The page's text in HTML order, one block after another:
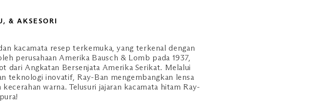
& AKSESORI
kacamata resep terkemuka, yang terkenal dengan
perusahaan Amerika Bausch & Lomb pada 1937,
dari Angkatan Bersenjata Amerika Serikat. Melalui
teknologi inovatif, Ray-Ban mengembangkan lensa
warna. Telusuri jajaran kacamata hitam Ray-